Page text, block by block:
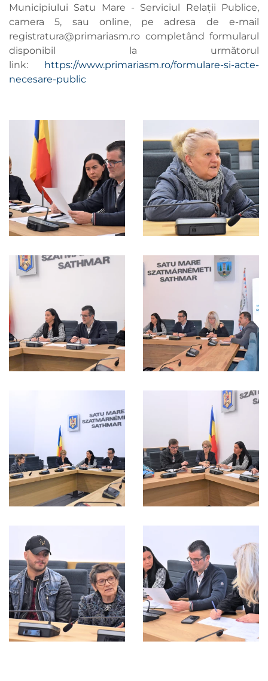
Municipiului Satu Mare - Serviciul Relaţii Publice,
camera 5, sau online, pe adresa de e-mail
registratura@primariasm.ro completând formularul
disponibil la următorul
link:
https://www.primariasm.ro/formulare-si-acte-
necesare-public